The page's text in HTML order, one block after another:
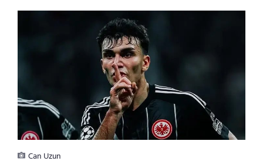
Can Uzun